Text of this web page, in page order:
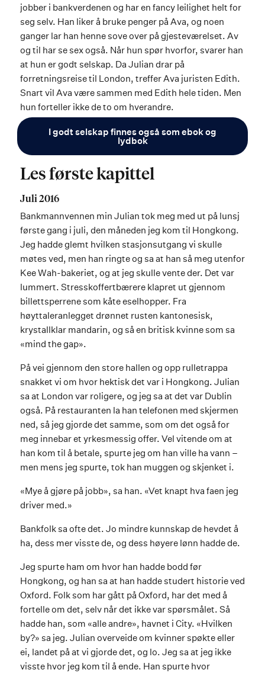
jobber i bankverdenen og har en fancy leilighet helt for
seg selv. Han liker å bruke penger på Ava, og noen
ganger lar han henne sove over på gjesteværelset. Av
og til har se sex også. Når hun spør hvorfor, svarer han
at hun er godt selskap. Da Julian drar på
forretningsreise til London, treffer Ava juristen Edith.
Snart vil Ava være sammen med Edith hele tiden. Men
hun forteller ikke de to om hverandre.
I godt selskap finnes også som ebok og
lydbok
Les første kapittel
Juli 2016
Bankmannvennen min Julian tok meg med ut på lunsj
første gang i juli, den måneden jeg kom til Hongkong.
Jeg hadde glemt hvilken stasjonsutgang vi skulle
møtes ved, men han ringte og sa at han så meg utenfor
Kee Wah-bakeriet, og at jeg skulle vente der. Det var
lummert. Stresskoffertbærere klapret ut gjennom
billettsperrene som kåte eselhopper. Fra
høyttaleranlegget drønnet rusten kantonesisk,
krystallklar mandarin, og så en britisk kvinne som sa
«mind the gap».
På vei gjennom den store hallen og opp rulletrappa
snakket vi om hvor hektisk det var i Hongkong. Julian
sa at London var roligere, og jeg sa at det var Dublin
også. På restauranten la han telefonen med skjermen
ned, så jeg gjorde det samme, som om det også for
meg innebar et yrkesmessig offer. Vel vitende om at
han kom til å betale, spurte jeg om han ville ha vann –
men mens jeg spurte, tok han muggen og skjenket i.
«Mye å gjøre på jobb», sa han. «Vet knapt hva faen jeg
driver med.»
Bankfolk sa ofte det. Jo mindre kunnskap de hevdet å
ha, dess mer visste de, og dess høyere lønn hadde de.
Jeg spurte ham om hvor han hadde bodd før
Hongkong, og han sa at han hadde studert historie ved
Oxford. Folk som har gått på Oxford, har det med å
fortelle om det, selv når det ikke var spørsmålet. Så
hadde han, som «alle andre», havnet i City. «Hvilken
by?» sa jeg. Julian overveide om kvinner spøkte eller
ei, landet på at vi gjorde det, og lo. Jeg sa at jeg ikke
visste hvor jeg kom til å ende. Han spurte hvor